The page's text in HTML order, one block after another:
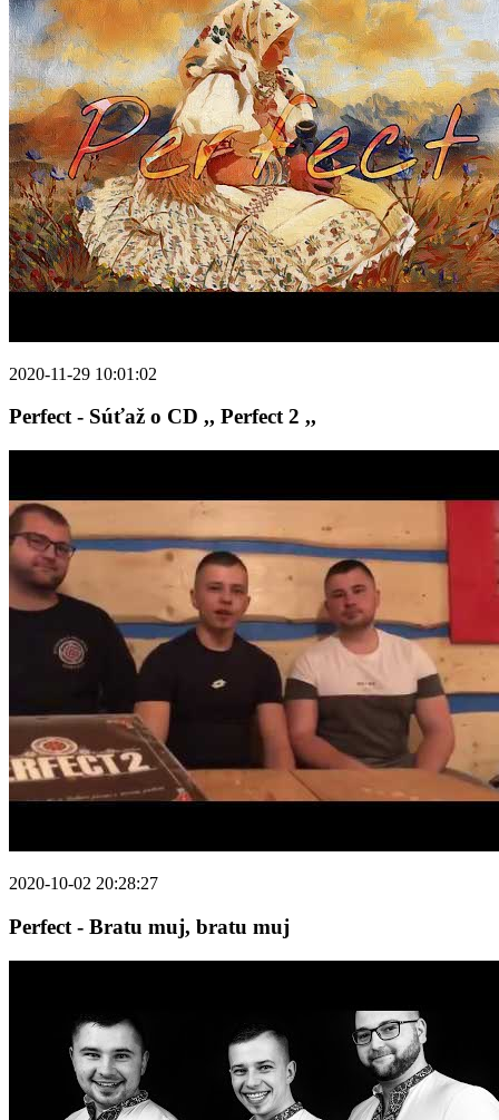
2020-11-29 10:01:02
Perfect - Súťaž o CD ,, Perfect 2 ,,
2020-10-02 20:28:27
Perfect - Bratu muj, bratu muj